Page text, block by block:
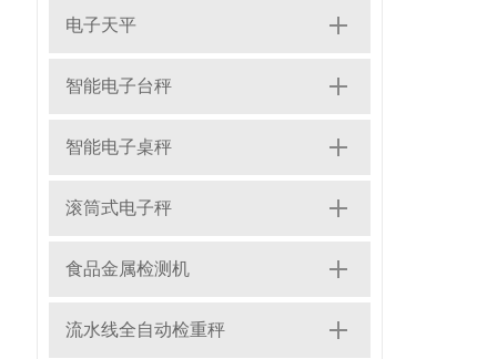
电子天平
智能电子台秤
智能电子桌秤
滚筒式电子秤
食品金属检测机
流水线全自动检重秤